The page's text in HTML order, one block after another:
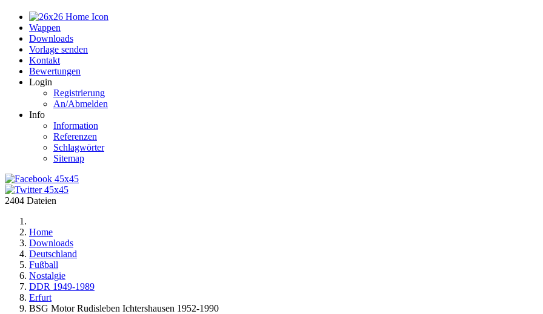
Wappen
Downloads
Vorlage senden
Kontakt
Bewertungen
Login
Registrierung
An/Abmelden
Info
Information
Referenzen
Schlagwörter
Sitemap
2404 Dateien
Home
Downloads
Deutschland
Fußball
Nostalgie
DDR 1949-1989
Erfurt
BSG Motor Rudisleben Ichtershausen 1952-1990